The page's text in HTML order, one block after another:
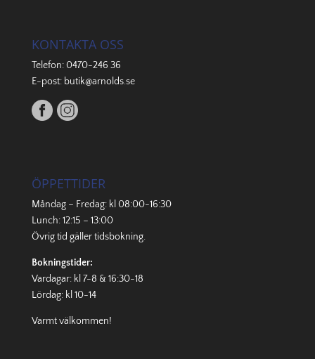
KONTAKTA OSS
Telefon:0470-246 36
E-post: butik@arnolds.se
ÖPPETTIDER
Måndag – Fredag: kl 08:00-16:30
Lunch: 12:15 – 13:00
Övrig tid gällertidsbokning.
Bokningstider:
Vardagar: kl 7-8 & 16:30-18
Lördag: kl 10-14
Varmt välkommen!